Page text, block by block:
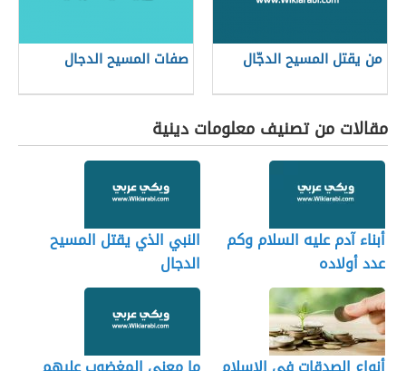
من يقتل المسيح الدجّال صفات المسيح الدجال
مقالات من تصنيف معلومات دينية
أبناء آدم عليه السلام وكم
عدد أولاده
النبي الذي يقتل المسيح
الدجال